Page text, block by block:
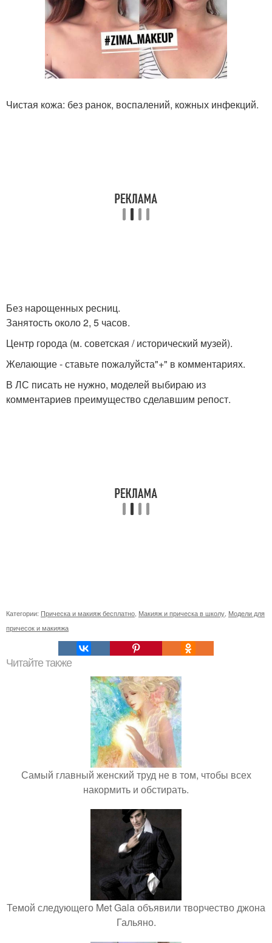
Чистая кожа: без ранок, воспалений, кожных инфекций.
Без нарощенных ресниц.
Занятость около 2, 5 часов.
Центр города (м. советская / исторический музей).
Желающие - ставьте пожалуйста"+" в комментариях.
В ЛС писать не нужно, моделей выбираю из
комментариев преимущество сделавшим репост.
Категории: Прическа и макияж бесплатно Макияж и прическа в школу Модели для
причесок и макияжа
Читайте также
Самый главный женский труд не в том, чтобы всех
накормить и обстирать.
Темой следующего Met Gala объявили творчество джона
Гальяно.